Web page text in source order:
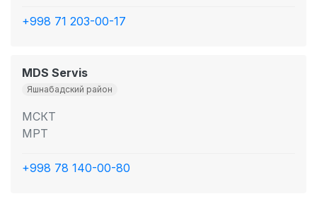
+998 71 203-00-17
MDS Servis
Яшнабадский район
МСКТ
МРТ
+998 78 140-00-80